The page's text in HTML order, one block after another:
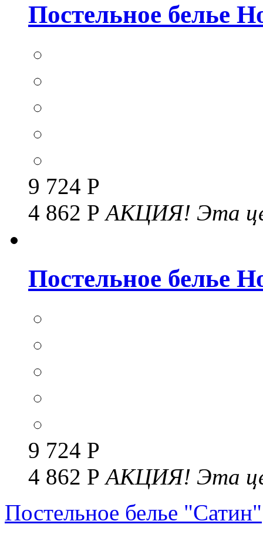
Постельное белье
9 724 Р
4 862 РАКЦИЯ! Эта
Постельное белье
9 724 Р
4 862 РАКЦИЯ! Эта
Постельное белье "Сатин"